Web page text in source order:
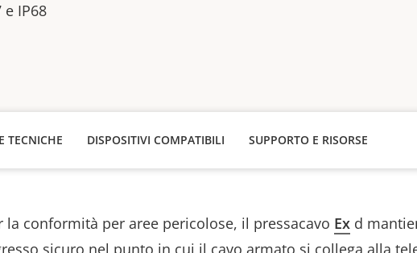
e IP68
TECNICHE DISPOSITIVI COMPATIBILI SUPPORTO E RISORSE
la conformità per aree pericolose, il pressacavo Ex d
sicuro nel punto in cui il cavo armato si collega alla